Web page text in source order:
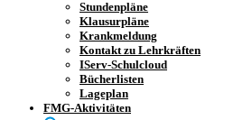
Stundenpläne
Klausurpläne
Krankmeldung
Kontakt zu Lehrkräften
IServ-Schulcloud
Bücherlisten
Lageplan
FMG-Aktivitäten